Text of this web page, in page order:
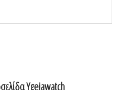
Ygeiawatch